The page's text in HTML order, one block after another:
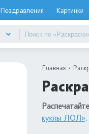
Поздравления Картинки
Главная
куклы ЛОЛ».